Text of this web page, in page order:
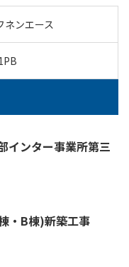
ネンエース
インター事業所第三
・B棟)新築工事